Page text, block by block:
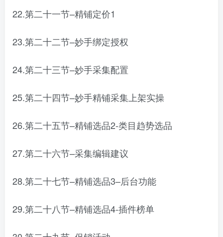
22.第二十一节–精铺定价1
23.第二十二节–妙手绑定授权
24.第二十三节–妙手采集配置
25.第二十四节–妙手精铺采集上架实操
26.第二十五节–精铺选品2-类目趋势选品
27.第二十六节–采集编辑建议
28.第二十七节–精铺选品3–后台功能
29.第二十八节–精铺选品4-插件榜单